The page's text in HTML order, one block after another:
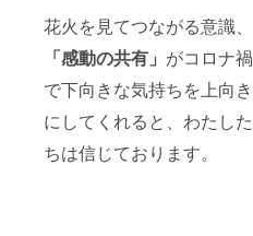
花火を見てつながる意識、
「感動の共有」 がコロナ禍
で下向きな気持ちを上向き
にしてくれると、わたした
ちは信じております。